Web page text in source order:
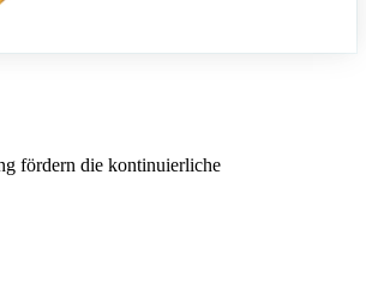
fördern die kontinuierliche